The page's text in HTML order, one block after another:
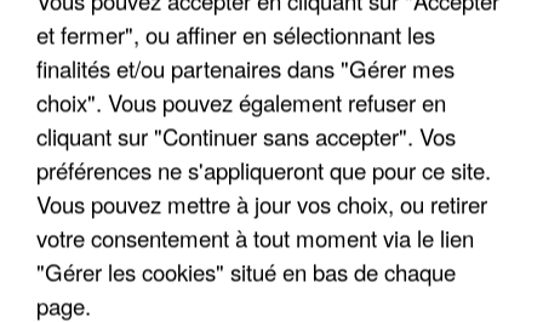
DE FAUNE SAUVAGE SONT...
et fermer", ou affiner en sélectionnant les
finalités et/ou partenaires dans "Gérer mes
choix". Vous pouvez également refuser en
cliquant sur "Continuer sans accepter". Vos
préférences ne s'appliqueront que pour ce site.
Vous pouvez mettre à jour vos choix, ou retirer
votre consentement à tout moment via le lien
"Gérer les cookies" situé en bas de chaque
page.